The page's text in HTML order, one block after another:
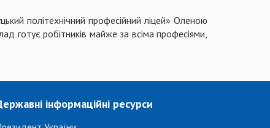
політехнічний професійний ліцей» Оленою
готує робітників майже за всіма професіями,
інформаційні ресурси